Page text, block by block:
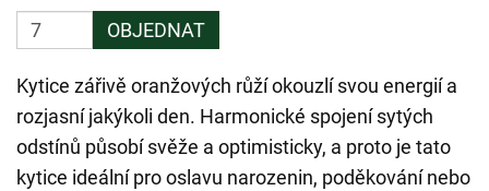
OBJEDNAT
Kytice zářivě oranžových růží okouzlí svou energií a
rozjasní jakýkoli den. Harmonické spojení sytých
odstínů působí svěže a optimisticky, a proto je tato
kytice ideální pro oslavu narozenin, poděkování nebo